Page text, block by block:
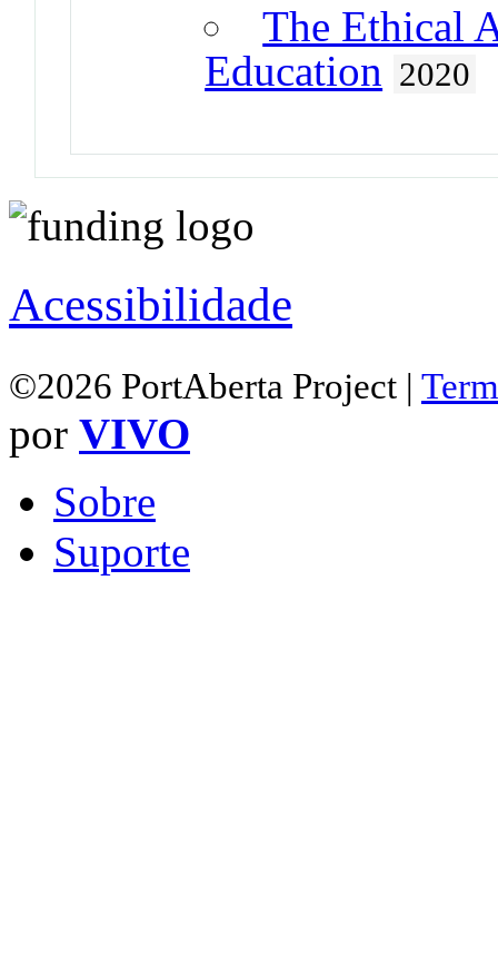
The Ethical
Education 2020
Acessibilidade
©2026 PortAberta Project |
por VIVO
Sobre
Suporte